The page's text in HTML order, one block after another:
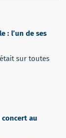
: l’un de ses
sur toutes
concert au